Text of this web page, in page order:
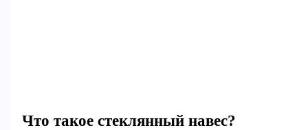
Что такое стеклянный навес?